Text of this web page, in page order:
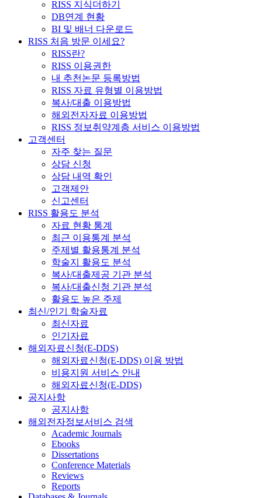
RISS 지식더하기
DB연계 현황
BI 및 배너 다운로드
RISS 처음 방문 이세요?
RISS란?
RISS 이용권한
내 추천논문 등록방법
RISS 자료 유형별 이용방법
복사/대출 이용방법
해외전자자료 이용방법
RISS 정보취약계층 서비스 이용방법
고객센터
자주 찾는 질문
상담 신청
상담 내역 확인
고객제안
신고센터
RISS 활용도 분석
자료 현황 통계
최근 이용통계 분석
주제별 활용통계 분석
학술지 활용도 분석
복사/대출제공 기관 분석
복사/대출신청 기관 분석
활용도 높은 주제
최신/인기 학술자료
최신자료
인기자료
해외자료신청(E-DDS)
해외자료신청(E-DDS) 이용 방법
비용지원 서비스 안내
해외자료신청(E-DDS)
공지사항
공지사항
해외전자정보서비스 검색
Academic Journals
Ebooks
Dissertations
Conference Materials
Reviews
Reports